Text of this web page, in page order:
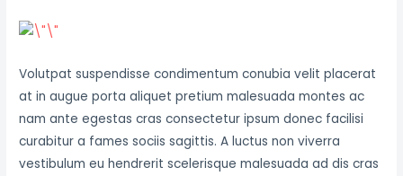
Volutpat suspendisse condimentum conubia velit placerat
at in augue porta aliquet pretium malesuada montes ac
nam ante egestas cras consectetur ipsum donec facilisi
curabitur a fames sociis sagittis. A luctus non viverra
vestibulum eu hendrerit scelerisque malesuada ad dis cras